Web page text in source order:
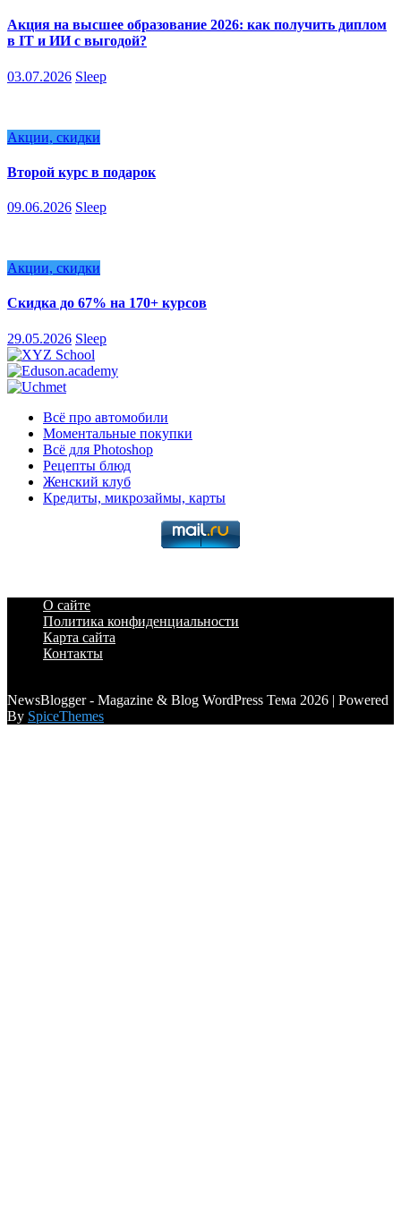
Акция на высшее образование 2026: как получить диплом
в IT и ИИ с выгодой?
03.07.2026 Sleep
Акции, скидки
Второй курс в подарок
09.06.2026 Sleep
Акции, скидки
Скидка до 67% на 170+ курсов
29.05.2026 Sleep
Всё про автомобили
Моментальные покупки
Всё для Photoshop
Рецепты блюд
Женский клуб
Кредиты, микрозаймы, карты
О сайте
Политика конфиденциальности
Карта сайта
Контакты
NewsBlogger - Magazine & Blog WordPress Тема 2026 | Powered
By SpiceThemes